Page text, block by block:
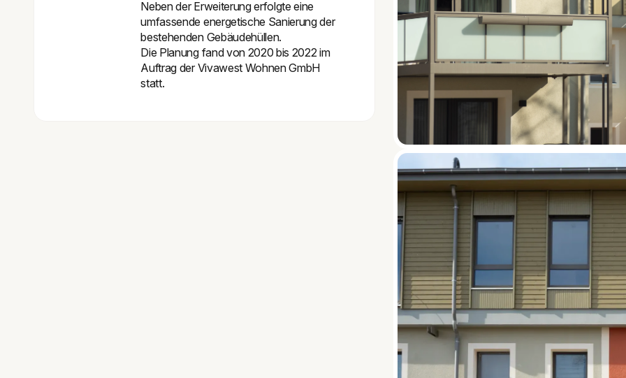
Neben der Erweiterung erfolgte eine
umfassende energetische Sanierung der
bestehenden Gebäudehüllen.
Die Planung fand von 2020 bis 2022 im
Auftrag der Vivawest Wohnen GmbH
statt.